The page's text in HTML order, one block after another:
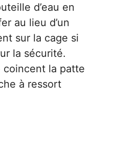
d’eau en
au lieu d’un
sur la cage si
la sécurité.
coincent la patte
à ressort